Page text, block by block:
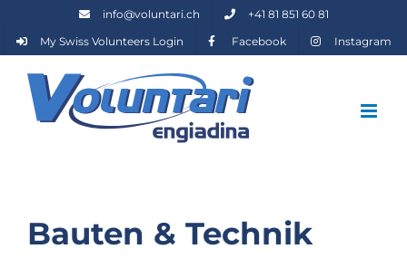
Inhalt
info@voluntari.ch
+41 81 851 60 81
My Swiss Volunteers Login
Facebook Instagram
Bauten & Technik